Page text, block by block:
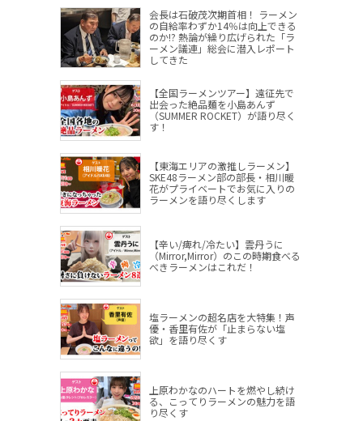
会長は石破茂次期首相！ ラーメン
の自給率わずか14％は向上できる
のか!? 熱論が繰り広げられた「ラ
ーメン議連」総会に潜入レポート
してきた
【全国ラーメンツアー】遠征先で
出会った絶品麺を小島あんず
（SUMMER ROCKET）が語り尽く
す！
【東海エリアの激推しラーメン】
SKE48ラーメン部の部長・相川暖
花がプライベートでお気に入りの
ラーメンを語り尽くします
【辛い/痺れ/冷たい】雲丹うに
（Mirror,Mirror）のこの時期食べる
べきラーメンはこれだ！
塩ラーメンの超名店を大特集！声
優・香里有佐が「止まらない塩
欲」を語り尽くす
上原わかなのハートを燃やし続け
る、こってりラーメンの魅力を語
り尽くす